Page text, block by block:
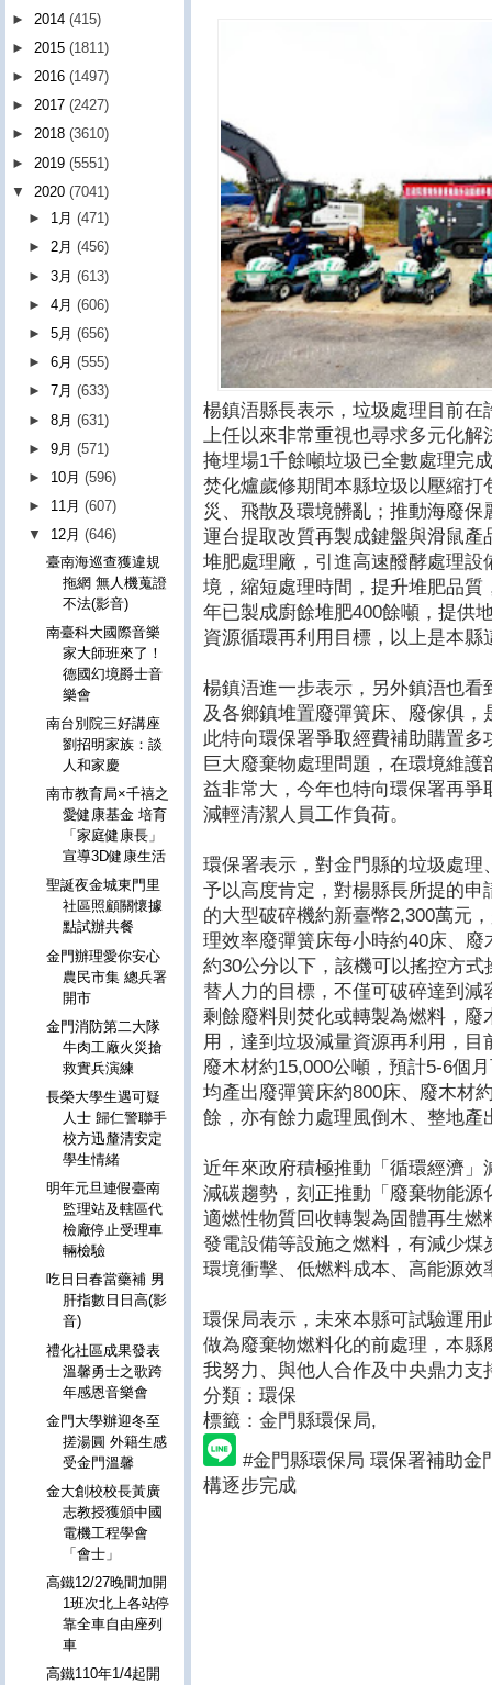
楊鎮浯縣長表示，垃圾處理目前
上任以來非常重視也尋求多元化
掩埋場1千餘噸垃圾已全數處理完
焚化爐歲修期間本縣垃圾以壓縮
災、飛散及環境髒亂；推動海廢
運台提取改質再製成鍵盤與滑鼠
堆肥處理廠，引進高速醱酵處理
境，縮短處理時間，提升堆肥品
年已製成廚餘堆肥400餘噸，提供
資源循環再利用目標，以上是本
楊鎮浯進一步表示，另外鎮浯也
及各鄉鎮堆置廢彈簧床、廢傢俱
此特向環保署爭取經費補助購置
巨大廢棄物處理問題，在環境維
益非常大，今年也特向環保署再
減輕清潔人員工作負荷。
環保署表示，對金門縣的垃圾處
予以高度肯定，對楊縣長所提的
的大型破碎機約新臺幣2,300萬元
理效率廢彈簧床每小時約40床、
約30公分以下，該機可以搖控方
替人力的目標，不僅可破碎達到
剩餘廢料則焚化或轉製為燃料，
用，達到垃圾減量資源再利用，
廢木材約15,000公噸，預計5-6個
均產出廢彈簧床約800床、廢木材
餘，亦有餘力處理風倒木、整地產
近年來政府積極推動「循環經濟
減碳趨勢，刻正推動「廢棄物能
適燃性物質回收轉製為固體再生
發電設備等設施之燃料，有減少
環境衝擊、低燃料成本、高能源效
環保局表示，未來本縣可試驗運
做為廢棄物燃料化的前處理，本
我努力、與他人合作及中央鼎力
分類：環保
標籤：金門縣環保局,
#金門縣環保局 環保署補助金
構逐步完成
► 2014 (415)
► 2015 (1811)
► 2016 (1497)
► 2017 (2427)
► 2018 (3610)
► 2019 (5551)
▼ 2020 (7041)
► 1月(471)
►2月(456)
►3月(613)
►4月(606)
►5月(656)
►6月(555)
►7月(633)
►8月(631)
►9月(571)
► 10月(596)
► 11月(607)
▼ 12月(646)
臺南海巡查獲違規
拖網 無人機蒐證
不法(影音)
南臺科大國際音樂
家大師班來了！
德國幻境爵士音
樂會
南台別院三好講座
劉招明家族：談
人和家慶
南市教育局×千禧之
愛健康基金 培育
「家庭健康長」
宣導3D健康生活
聖誕夜金城東門里
社區照顧關懷據
點試辦共餐
金門辦理愛你安心
農民市集 總兵署
開市
金門消防第二大隊
牛肉工廠火災搶
救實兵演練
長榮大學生遇可疑
人士 歸仁警聯手
校方迅釐清安定
學生情緒
明年元旦連假臺南
監理站及轄區代
檢廠停止受理車
輛檢驗
吃日日春當藥補 男
肝指數日日高(影
音)
禮化社區成果發表
溫馨勇士之歌跨
年感恩音樂會
金門大學辦迎冬至
搓湯圓 外籍生感
受金門溫馨
金大創校校長黃廣
志教授獲頒中國
電機工程學會
「會士」
高鐵12/27晚間加開
1班次北上各站停
靠全車自由座列
車
高鐵110年1/4起開